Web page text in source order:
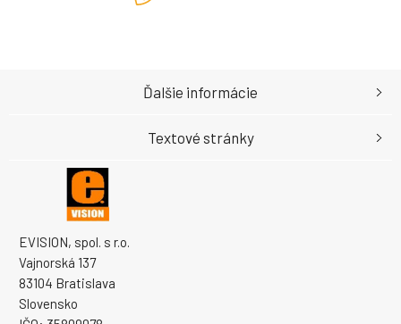
EVISION, spol. s r.o.
Vajnorská 137
83104 Bratislava
Slovensko
Ďalšie informácie
Textové stránky